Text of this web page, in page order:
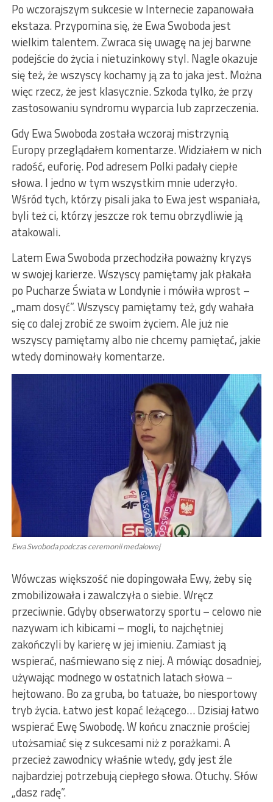
Po wczorajszym sukcesie w Internecie zapanowała
ekstaza. Przypomina się, że Ewa Swoboda jest
wielkim talentem. Zwraca się uwagę na jej barwne
podejście do życia i nietuzinkowy styl. Nagle okazuje
się też, że wszyscy kochamy ją za to jaka jest. Można
więc rzecz, że jest klasycznie. Szkoda tylko, że przy
zastosowaniu syndromu wyparcia lub zaprzeczenia.
Gdy Ewa Swoboda została wczoraj mistrzynią
Europy przeglądałem komentarze. Widziałem w nich
radość, euforię. Pod adresem Polki padały ciepłe
słowa. I jedno w tym wszystkim mnie uderzyło.
Wśród tych, którzy pisali jaka to Ewa jest wspaniała,
byli też ci, którzy jeszcze rok temu obrzydliwie ją
atakowali.
Latem Ewa Swoboda przechodziła poważny kryzys
w swojej karierze. Wszyscy pamiętamy jak płakała
po Pucharze Świata w Londynie i mówiła wprost –
„mam dosyć”. Wszyscy pamiętamy też, gdy wahała
się co dalej zrobić ze swoim życiem. Ale już nie
wszyscy pamiętamy albo nie chcemy pamiętać, jakie
wtedy dominowały komentarze.
Ewa Swoboda podczas ceremonii medalowej
Wówczas większość nie dopingowała Ewy, żeby się
zmobilizowała i zawalczyła o siebie. Wręcz
przeciwnie. Gdyby obserwatorzy sportu – celowo nie
nazywam ich kibicami – mogli, to najchętniej
zakończyli by karierę w jej imieniu. Zamiast ją
wspierać, naśmiewano się z niej. A mówiąc dosadniej,
używając modnego w ostatnich latach słowa –
hejtowano. Bo za gruba, bo tatuaże, bo niesportowy
tryb życia. Łatwo jest kopać leżącego… Dzisiaj łatwo
wspierać Ewę Swobodę. W końcu znacznie prościej
utożsamiać się z sukcesami niż z porażkami. A
przecież zawodnicy właśnie wtedy, gdy jest źle
najbardziej potrzebują ciepłego słowa. Otuchy. Słów
„dasz radę”.